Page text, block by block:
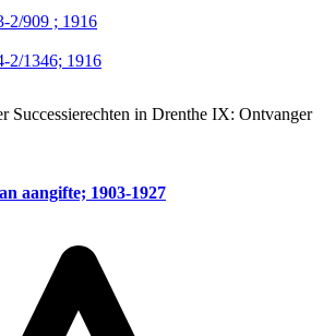
2/909 ; 1916
2/1346; 1916
Successierechten in Drenthe IX: Ontvanger
aangifte; 1903-1927